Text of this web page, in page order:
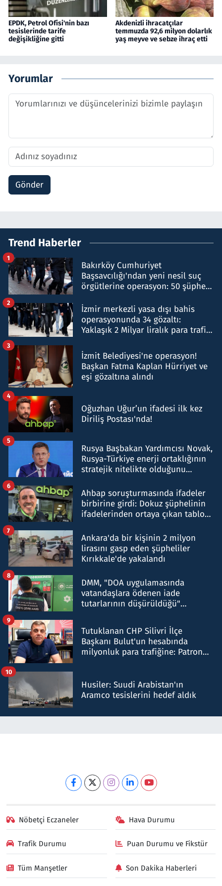
EPDK, Petrol Ofisi'nin bazı
tesislerinde tarife
değişikliğine gitti
Akdenizli ihracatçılar
temmuzda 92,6 milyon dolarlık
yaş meyve ve sebze ihraç etti
Yorumlar
Gönder
Trend Haberler
Bakırköy Cumhuriyet
Başsavcılığı'ndan yeni nesil suç
örgütlerine operasyon: 50 şüpheli
1
İzmir merkezli yasa dışı bahis
operasyonunda 34 gözaltı:
Yaklaşık 2 Milyar liralık para trafiği
2
İzmit Belediyesi'ne operasyon!
Başkan Fatma Kaplan Hürriyet ve
eşi gözaltına alındı
3
Oğuzhan Uğur’un ifadesi ilk kez
Diriliş Postası'nda!
4
Rusya Başbakan Yardımcısı Novak,
Rusya-Türkiye enerji ortaklığının
stratejik nitelikte olduğunu
5
Ahbap soruşturmasında ifadeler
birbirine girdi: Dokuz şüphelinin
ifadelerinden ortaya çıkan tablo
6
Ankara'da bir kişinin 2 milyon
lirasını gasp eden şüpheliler
Kırıkkale'de yakalandı
7
DMM, "DOA uygulamasında
vatandaşlara ödenen iade
tutarlarının düşürüldüğü"
8
Tutuklanan CHP Silivri İlçe
Başkanı Bulut'un hesabında
milyonluk para trafiğine: Patron
9
Husiler: Suudi Arabistan'ın
Aramco tesislerini hedef aldık
10
Nöbetçi Eczaneler Hava Durumu
Trafik Durumu Puan Durumu ve Fikstür
Tüm Manşetler Son Dakika Haberleri